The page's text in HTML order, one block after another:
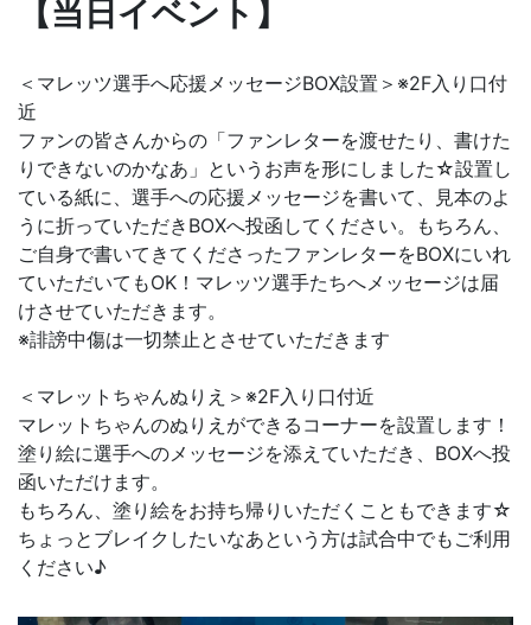
【当日イベント】
＜マレッツ選手へ応援メッセージBOX設置＞※2F入り口付
近
ファンの皆さんからの「ファンレターを渡せたり、書けた
りできないのかなあ」というお声を形にしました☆設置し
ている紙に、選手への応援メッセージを書いて、見本のよ
うに折っていただきBOXへ投函してください。もちろん、
ご自身で書いてきてくださったファンレターをBOXにいれ
ていただいてもOK！マレッツ選手たちへメッセージは届
けさせていただきます。
※誹謗中傷は一切禁止とさせていただきます
＜マレットちゃんぬりえ＞※2F入り口付近
マレットちゃんのぬりえができるコーナーを設置します！
塗り絵に選手へのメッセージを添えていただき、BOXへ投
函いただけます。
もちろん、塗り絵をお持ち帰りいただくこともできます☆
ちょっとブレイクしたいなあという方は試合中でもご利用
ください♪